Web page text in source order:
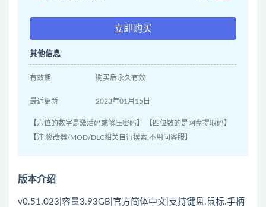
立即购买
其他信息
有效期 购买后永久有效
最近更新 2023年01月15日
【六位的数字是激活码或解压密码】 【四位数的是网盘提取码】
【注:修改器/MOD/DLC相关自行摸索,不用问客服】
版本介绍
v0.51.023|容量3.93GB|官方简体中文|支持键盘.鼠标.手柄